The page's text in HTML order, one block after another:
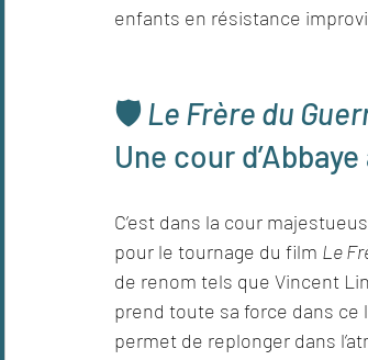
enfants en résistance
🛡️ Le Frère du
Une cour
C’est dans la cour
pour le tournage du film Le
de renom tels que Vincent
prend toute sa force dans ce
permet de replonger dans